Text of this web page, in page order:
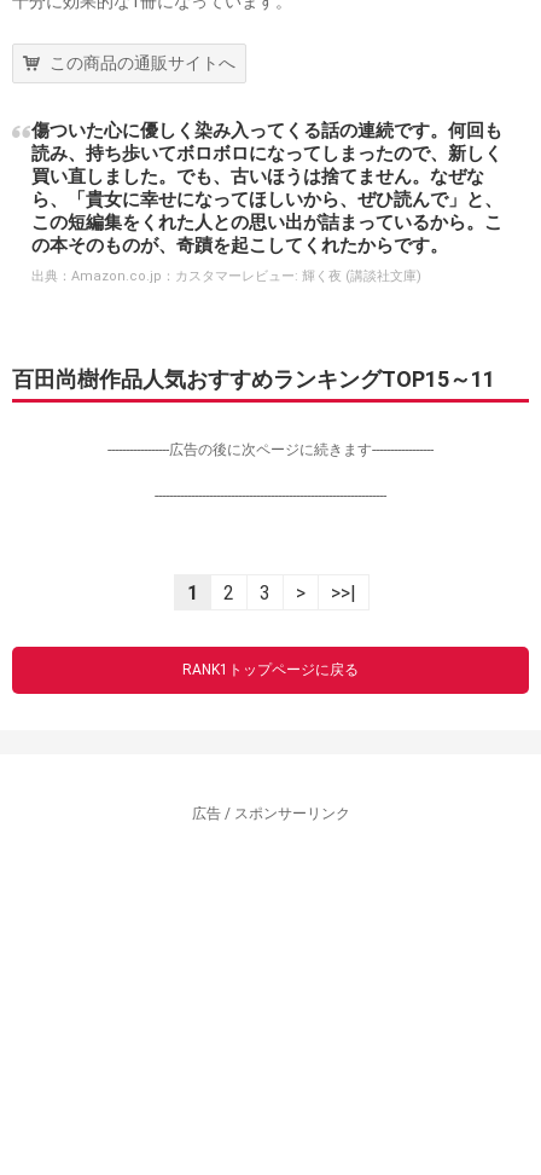
この商品の通販サイトへ
傷ついた心に優しく染み入ってくる話の連続です。何回も
読み、持ち歩いてボロボロになってしまったので、新しく
買い直しました。でも、古いほうは捨てません。なぜな
ら、「貴女に幸せになってほしいから、ぜひ読んで」と、
この短編集をくれた人との思い出が詰まっているから。こ
の本そのものが、奇蹟を起こしてくれたからです。
出典： Amazon.co.jp：カスタマーレビュー: 輝く夜 (講談社文庫)
百田尚樹作品人気おすすめランキングTOP15～11
-----------------広告の後に次ページに続きます-----------------
----------------------------------------------------------------
1 2 3 > >>|
RANK1トップページに戻る
広告 / スポンサーリンク